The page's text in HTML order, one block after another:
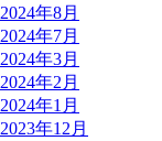
2024年8月
2024年7月
2024年3月
2024年2月
2024年1月
2023年12月